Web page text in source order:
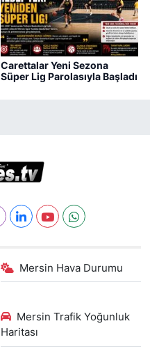
Carettalar Yeni Sezona
Süper Lig Parolasıyla Başladı
Mersin Hava Durumu
Mersin Trafik Yoğunluk
Haritası